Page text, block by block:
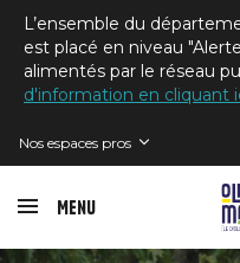
L’ensemble du
est placé en niveau
alimentés par le réseau
d'information en cliquant
Nos espaces pros
Menu
Image